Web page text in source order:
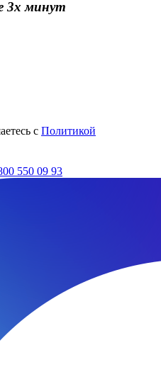
3х минут
с Политикой
550 09 93